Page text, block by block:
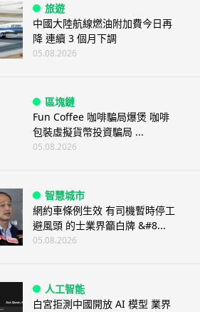
旅遊
中國大陸航線燃油附加費今日再
降 連續 3 個月下調
05.08.2026
區塊鏈
Fun Coffee 咖啡騙局爆煲 咖啡
包裝虛擬貨幣投資騙局 ...
05.08.2026
智慧城市
網約車條例生效 有司機暫時停工
避風頭 的士業界籲白牌 &#8...
05.08.2026
人工智能
白宮拒測中國開放 AI 模型 業界